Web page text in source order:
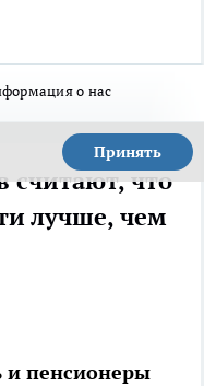
о нас
Принять
считают, что
лучше, чем
и пенсионеры